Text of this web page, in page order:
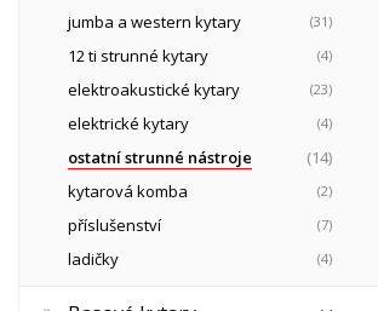
jumba a western kytary (31)
12 ti strunné kytary (4)
elektroakustické kytary (23)
elektrické kytary (4)
ostatní strunné nástroje
(14)
kytarová komba
(2)
příslušenství (7)
ladičky (4)